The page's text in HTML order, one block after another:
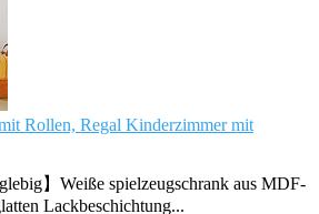
Rollen, Regal Kinderzimmer mit
】Weiße spielzeugschrank aus MDF-
Lackbeschichtung...